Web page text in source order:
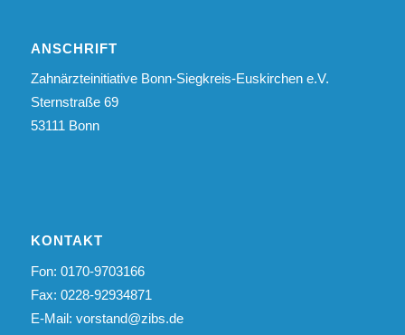
ANSCHRIFT
Zahnärzteinitiative Bonn-Siegkreis-Euskirchen e.V.
Sternstraße 69
53111 Bonn
KONTAKT
Fon: 0170-9703166
Fax: 0228-92934871
E-Mail: vorstand@zibs.de